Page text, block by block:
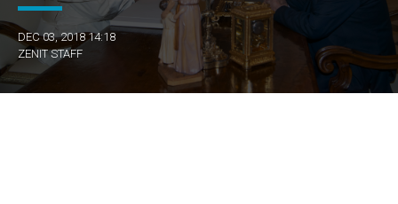
DEC 03, 2018 14:18
ZENIT STAFF